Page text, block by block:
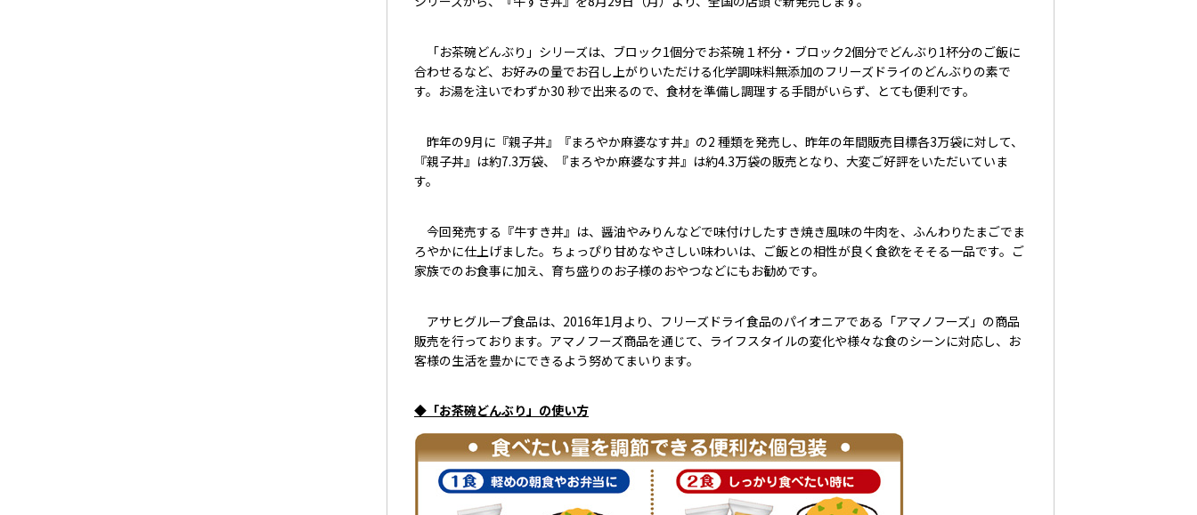
「お茶碗どんぶり」シリーズは、ブロック1個分でお茶碗１杯分・ブロック2個分でどんぶり1杯分のご飯に
合わせるなど、お好みの量でお召し上がりいただける化学調味料無添加のフリーズドライのどんぶりの素で
す。お湯を注いでわずか30 秒で出来るので、食材を準備し調理する手間がいらず、とても便利です。
昨年の9月に『親子丼』『まろやか麻婆なす丼』の2 種類を発売し、昨年の年間販売目標各3万袋に対して、
『親子丼』は約7.3万袋、『まろやか麻婆なす丼』は約4.3万袋の販売となり、大変ご好評をいただいていま
す。
今回発売する『牛すき丼』は、醤油やみりんなどで味付けしたすき焼き風味の牛肉を、ふんわりたまごでま
ろやかに仕上げました。ちょっぴり甘めなやさしい味わいは、ご飯との相性が良く食欲をそそる一品です。ご
家族でのお食事に加え、育ち盛りのお子様のおやつなどにもお勧めです。
アサヒグループ食品は、2016年1月より、フリーズドライ食品のパイオニアである「アマノフーズ」の商品
販売を行っております。アマノフーズ商品を通じて、ライフスタイルの変化や様々な食のシーンに対応し、お
客様の生活を豊かにできるよう努めてまいります。
◆「お茶碗どんぶり」の使い方